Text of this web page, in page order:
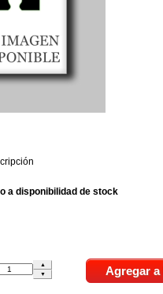
a disponibilidad de stock